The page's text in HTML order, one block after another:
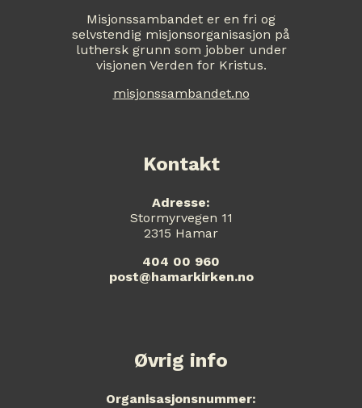
Misjonssambandet er en fri og
selvstendig misjonsorganisasjon på
luthersk grunn som jobber under
visjonen Verden for Kristus.
misjonssambandet.no
Kontakt
Adresse:
Stormyrvegen 11
2315 Hamar
404 00 960
post@hamarkirken.no
Øvrig info
Organisasjonsnummer: